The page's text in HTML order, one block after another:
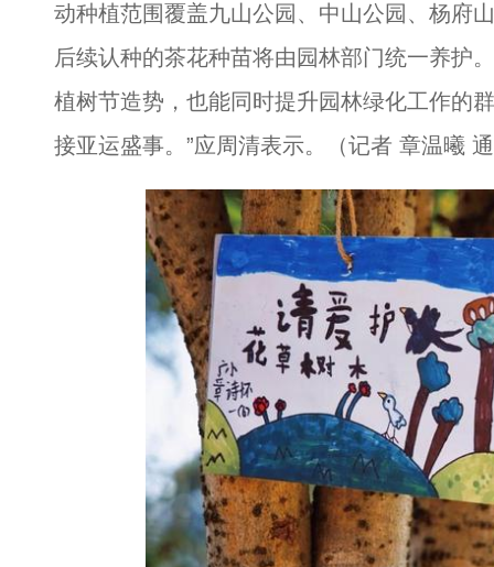
动种植范围覆盖九山公园、中山公园、杨府
后续认种的茶花种苗将由园林部门统一养护
植树节造势，也能同时提升园林绿化工作的
接亚运盛事。”应周清表示。（记者 章温曦